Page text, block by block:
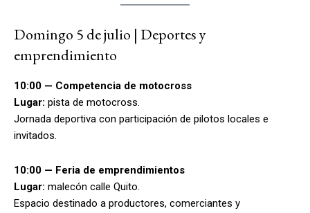
Domingo 5 de julio | Deportes y
emprendimiento
10:00 — Competencia de motocross
Lugar: pista de motocross.
Jornada deportiva con participación de pilotos locales e
invitados.
10:00 — Feria de emprendimientos
Lugar: malecón calle Quito.
Espacio destinado a productores, comerciantes y